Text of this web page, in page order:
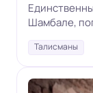
Шамбале,
не удалось
Талисманы